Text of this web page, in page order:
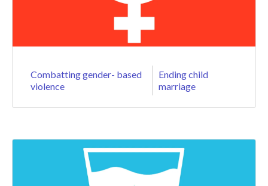
Combatting gender- based
violence
Ending child
marriage